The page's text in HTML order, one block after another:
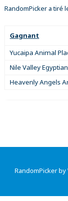
RandomPicker a tiré
Gagnant
Yucaipa Animal
Nile Valley
Heavenly Angels
RandomPicker